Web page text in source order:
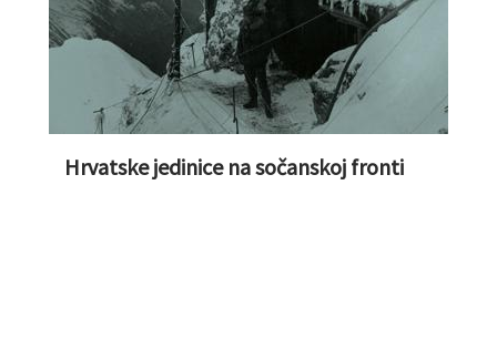
Hrvatske jedinice na sočanskoj fronti